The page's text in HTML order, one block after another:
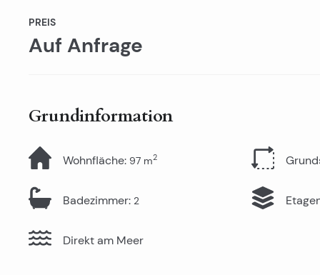
PREIS
Auf Anfrage
Grundinformation
Wohnfläche: 97 m2
Badezimmer: 2
Direkt am Meer